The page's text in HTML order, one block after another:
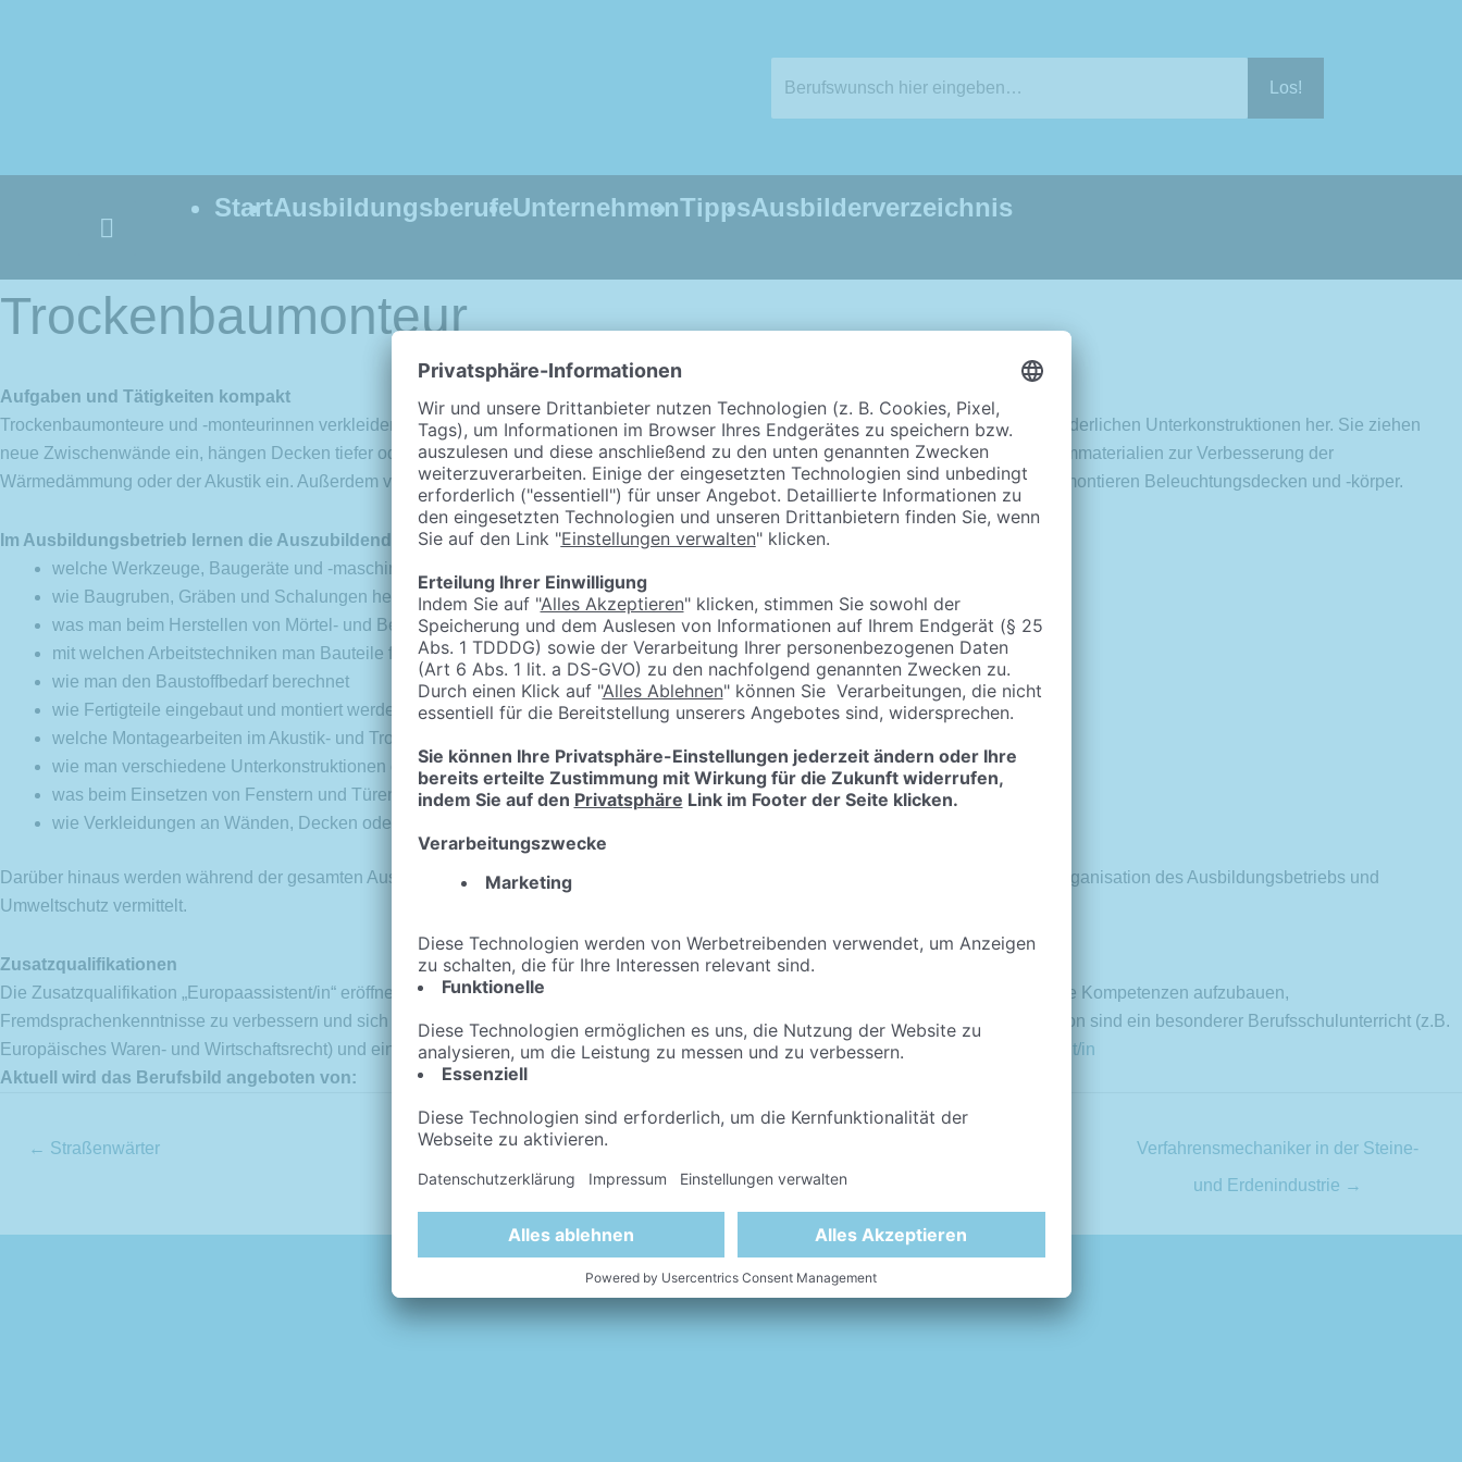
Below
StartAusbildungsberufeUnternehmenTippsAusbilderverzeichnis
Trockenbaumonteur
Aufgaben und Tätigkeiten kompakt
Trockenbaumonteure und -monteurinnen verkleiden Wände und Decken mit Holz, Kunststoff oder anderen Werkstoffen und stellen die erforderlichen Unterkonstruktionen her. Sie ziehen
neue Zwischenwände ein, hängen Decken tiefer oder verkleiden Mauern mithilfe spezieller Leichtbausysteme. Dabei bauen sie auch Dämmmaterialien zur Verbesserung der
Wärmedämmung oder der Akustik ein. Außerdem verlegen sie Trockenestriche, bauen Fenster, Türen oder Verglasungselemente ein oder montieren Beleuchtungsdecken und -körper.
Im Ausbildungsbetrieb lernen die Auszubildenden beispielsweise:
welche Werkzeuge, Baugeräte und -maschinen es gibt und wie sie gehandhabt werden
wie Baugruben, Gräben und Schalungen hergestellt werden
was man beim Herstellen von Mörtel- und Betonmischungen, Bewehrungen, Dämmungen, Wandputz und Estrich beachten muss
mit welchen Arbeitstechniken man Bauteile für den Ausbau fertigt
wie man den Baustoffbedarf berechnet
wie Fertigteile eingebaut und montiert werden
welche Montagearbeiten im Akustik- und Trockenbau anfallen
wie man verschiedene Unterkonstruktionen einbaut
was beim Einsetzen von Fenstern und Türen zu beachten ist
wie Verkleidungen an Wänden, Decken oder Fassaden angebracht werden
Darüber hinaus werden während der gesamten Ausbildung Kenntnisse über Themen wie Rechte und Pflichten während der Ausbildung, Organisation des Ausbildungsbetriebs und
Umweltschutz vermittelt.
Zusatzqualifikationen
Die Zusatzqualifikation „Europaassistent/in“ eröffnet für Auszubildende mit einem mittleren Bildungsabschluss die Möglichkeit, interkulturelle Kompetenzen aufzubauen,
Fremdsprachenkenntnisse zu verbessern und sich fachlich – über die Erstausbildung hinaus – zu bilden. Bestandteile der Zusatzqualifikation sind ein besonderer Berufsschulunterricht (z.B.
Europäisches Waren- und Wirtschaftsrecht) und ein mehrwöchiges Praktikum im Ausland. Weitere Informationen erteilt z.B.:
Europaassistent/in
Aktuell wird das Berufsbild angeboten von:
← Straßenwärter
Verfahrensmechaniker in der Steine-
und Erdenindustrie →